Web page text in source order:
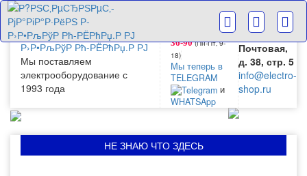
Мы поставляем
электрооборудование с
1993 года
36-90(Пн-Пт‚ 9-
18)
Мы теперь в
TELEGRAM
и
WHATSApp
Большая
Почтовая,
д. 38, стр. 5
info@electro-
shop.ru
НЕ ЗНАЮ ЧТО ЗДЕСЬ